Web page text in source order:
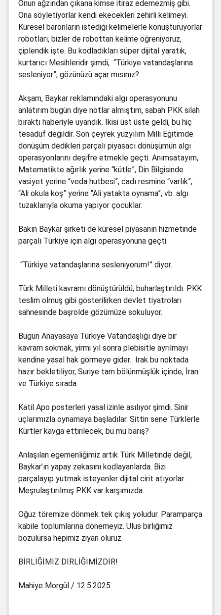
Onun ağzından çıkana kimse itiraz edemezmiş gibi.
Ona söyletiyorlar kendi ekecekleri zehirli kelimeyi.
Küresel baronların istediği kelimelerle konuşturuyorlar
robotları, bizler de robottan kelime öğreniyoruz,
çiplendik işte. Bu kodladıkları süper dijital yaratık,
kurtarıcı Mesihleridir şimdi, “Türkiye vatandaşlarına
sesleniyor”, gözünüzü açar mısınız?
Akşam, Baykar reklamındaki algı operasyonunu
anlatırım bugün diye notlar almıştım, sabah PKK silah
bıraktı haberiyle uyandık. İkisi üst üste geldi, bu hiç
tesadüf değildir. Son çeyrek yüzyılım Milli Eğitimde
dönüşüm dedikleri parçalı piyasacı dönüşümün algı
operasyonlarını deşifre etmekle geçti. Anımsatayım,
Matematikte ağırlık yerine “kütle”, Din Bilgisinde
vasiyet yerine “veda hutbesi”, cadı resmine “varlık”,
“Ali okula koş” yerine “Ali yatakta oynama”, vb. algı
tuzaklarıyla okuma yapıyor çocuklar.
Bakın Baykar şirketi de küresel piyasanın hizmetinde
parçalı Türkiye için algı operasyonuna geçti.
“Türkiye vatandaşlarına sesleniyorum!” diyor.
Türk Milleti kavramı dönüştürüldü, buharlaştırıldı. PKK
teslim olmuş gibi gösterilirken devlet tiyatroları
sahnesinde başrolde gözümüze sokuluyor.
Bugün Anayasaya Türkiye Vatandaşlığı diye bir
kavram sokmak, yirmi yıl sonra plebisitle ayrılmayı
kendine yasal hak görmeye gider. Irak bu noktada
hazır bekletiliyor, Suriye tam bölünmüşlük içinde, İran
ve Türkiye sırada.
Katil Apo posterleri yasal izinle asılıyor şimdi. Sinir
uçlarımızla oynamaya başladılar. Sittin sene Türklerle
Kürtler kavga ettirilecek, bu mu barış?
Anlaşılan egemenliğimiz artık Türk Milletinde değil,
Baykar’ın yapay zekasını kodlayanlarda. Bizi
parçalayıp yutmak isteyenler dijital cirit atıyorlar.
Meşrulaştırılmış PKK var karşımızda.
Oğuz töremize dönmek tek çıkış yoludur. Paramparça
kabile toplumlarına dönemeyiz. Ulus birliğimiz
bozulursa hepimiz ziyan oluruz.
BİRLİĞİMİZ DİRLİĞİMİZDİR!
Mahiye Morgül / 12.5.2025